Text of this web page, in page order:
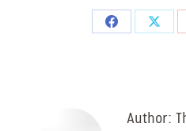
Share
Author: